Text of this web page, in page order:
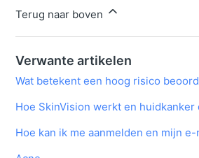
Terug naar boven
Verwante artikelen
Wat betekent een hoog risico
Hoe SkinVision werkt en
Hoe kan ik me aanmelden en mijn